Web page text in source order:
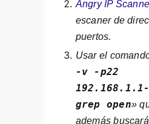
Angry IP
escaner de
puertos.
Usar el
-v -p22
grep open»
además